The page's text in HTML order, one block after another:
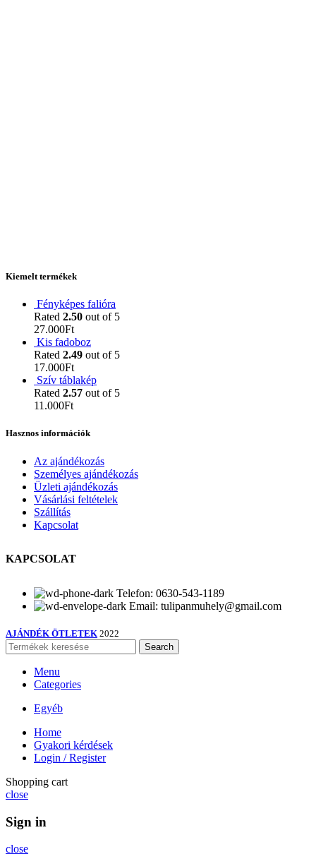
Kiemelt termékek
Fényképes falióra
Rated 2.50 out of 5
27.000Ft
Kis fadoboz
Rated 2.49 out of 5
17.000Ft
Szív táblakép
Rated 2.57 out of 5
11.000Ft
Hasznos információk
Az ajándékozás
Személyes ajándékozás
Üzleti ajándékozás
Vásárlási feltételek
Szállítás
Kapcsolat
KAPCSOLAT
Telefon: 0630-543-1189
Email: tulipanmuhely@gmail.com
AJÁNDÉK ÖTLETEK 2022
Search
Menu
Categories
Egyéb
Home
Gyakori kérdések
Login / Register
Shopping cart
close
Sign in
close